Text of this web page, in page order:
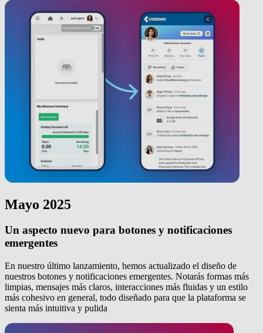
Mayo 2025
Un aspecto nuevo para botones y notificaciones
emergentes
En nuestro último lanzamiento, hemos actualizado el diseño de
nuestros botones y notificaciones emergentes. Notarás formas más
limpias, mensajes más claros, interacciones más fluidas y un estilo
más cohesivo en general, todo diseñado para que la plataforma se
sienta más intuitiva y pulida